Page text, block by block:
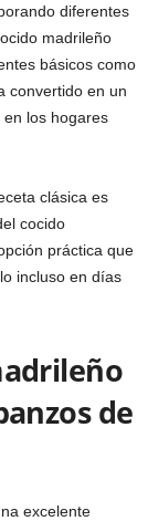
diferentes
madrileño
básicos como
convertido en un
los hogares
clásica es
cocido
práctica que
incluso en días
de
excelente